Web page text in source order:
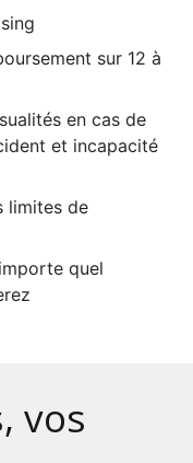
sur 12 à
en cas de
et incapacité
limites de
quel
vos